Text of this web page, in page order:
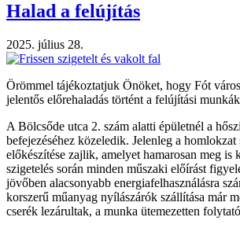
Halad a felújítás
2025. július 28.
Örömmel tájékoztatjuk Önöket, hogy Fót
jelentős előrehaladás történt a felújítási
A Bölcsőde utca 2. szám alatti épületnél a
befejezéséhez közeledik. Jelenleg a homlokzat
előkészítése zajlik, amelyet hamarosan meg is
szigetelés során minden műszaki előírást
jövőben alacsonyabb energiafelhasználásra
korszerű műanyag nyílászárók szállítása már
cserék lezárultak, a munka ütemezetten